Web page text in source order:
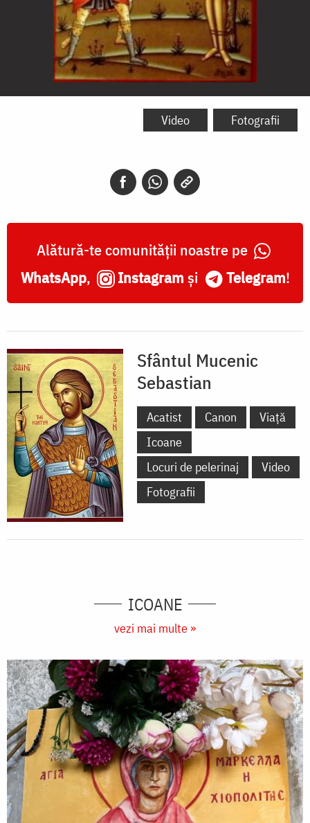
Sfântul
Video Fotografii
Alătură-te comunității noastre pe
WhatsApp, Instagram și Telegram!
Sfântul Mucenic
Sebastian
Acatist Canon
Viață
Icoane
Locuri de pelerinaj
Video
Fotografii
ICOANE
vezi mai multe »